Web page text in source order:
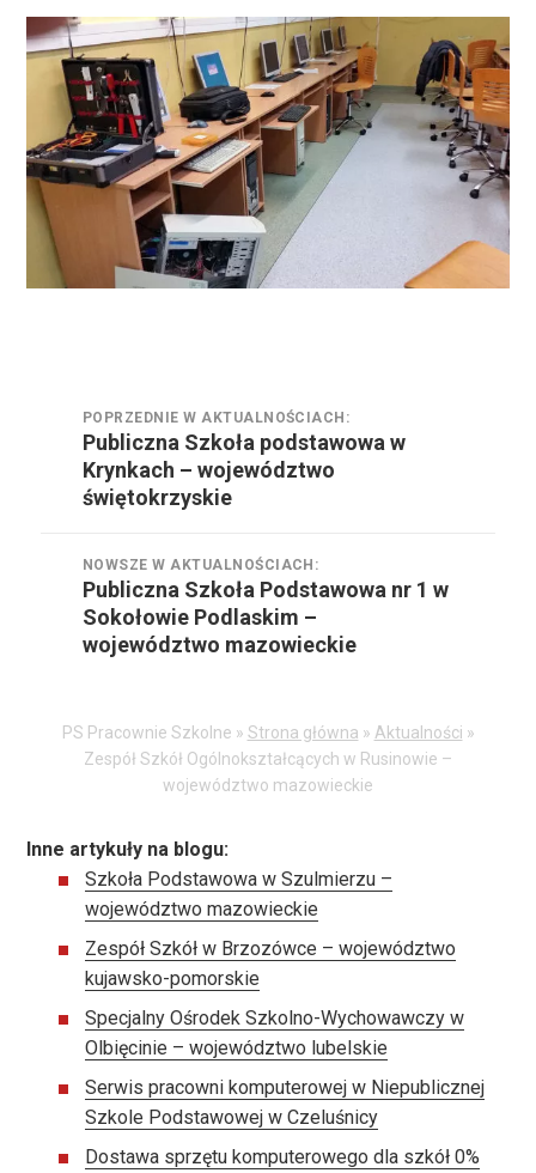
wpisu
POPRZEDNIE W AKTUALNOŚCIACH:
Poprzednie
w
aktualnościach:
Publiczna Szkoła podstawowa w
Krynkach – województwo
świętokrzyskie
NOWSZE W AKTUALNOŚCIACH:
Nowsze
w
aktualnościach:
Publiczna Szkoła Podstawowa nr 1 w
Sokołowie Podlaskim –
województwo mazowieckie
PS Pracownie Szkolne » Strona główna » Aktualności »
Zespół Szkół Ogólnokształcących w Rusinowie –
województwo mazowieckie
Inne artykuły na blogu:
Szkoła Podstawowa w Szulmierzu –
województwo mazowieckie
Zespół Szkół w Brzozówce – województwo
kujawsko-pomorskie
Specjalny Ośrodek Szkolno-Wychowawczy w
Olbięcinie – województwo lubelskie
Serwis pracowni komputerowej w Niepublicznej
Szkole Podstawowej w Czeluśnicy
Dostawa sprzętu komputerowego dla szkół 0%